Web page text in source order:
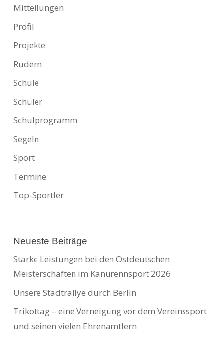
Mitteilungen
Profil
Projekte
Rudern
Schule
Schüler
Schulprogramm
Segeln
Sport
Termine
Top-Sportler
Neueste Beiträge
Starke Leistungen bei den Ostdeutschen
Meisterschaften im Kanurennsport 2026
Unsere Stadtrallye durch Berlin
Trikottag – eine Verneigung vor dem Vereinssport
und seinen vielen Ehrenamtlern